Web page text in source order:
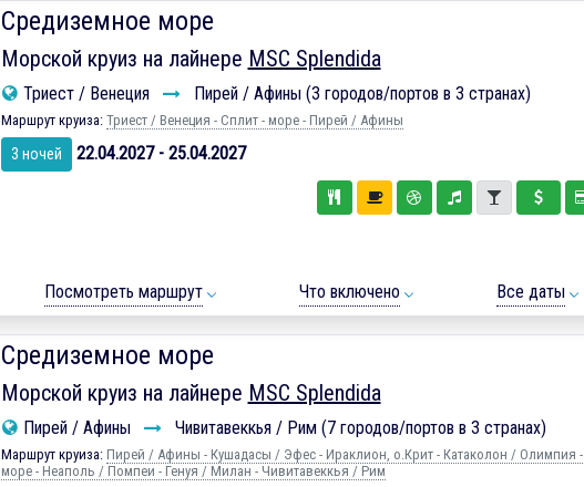
Средиземное море
Морской круиз на лайнере MSC Splendida
Триест / Венеция Пирей / Афины (3 городов/портов в 3 странах)
Маршрут круиза: Триест / Венеция - Сплит - море - Пирей / Афины
3 ночей 22.04.2027 - 25.04.2027
Посмотреть маршрут Что включено Все даты
Средиземное море
Морской круиз на лайнере MSC Splendida
Пирей / Афины Чивитавеккья / Рим (7 городов/портов в 3 странах)
Маршрут круиза: Пирей / Афины - Кушадасы / Эфес - Ираклион, о.Крит - Катаколон / Олимпия -
море - Неаполь / Помпеи - Генуя / Милан - Чивитавеккья / Рим